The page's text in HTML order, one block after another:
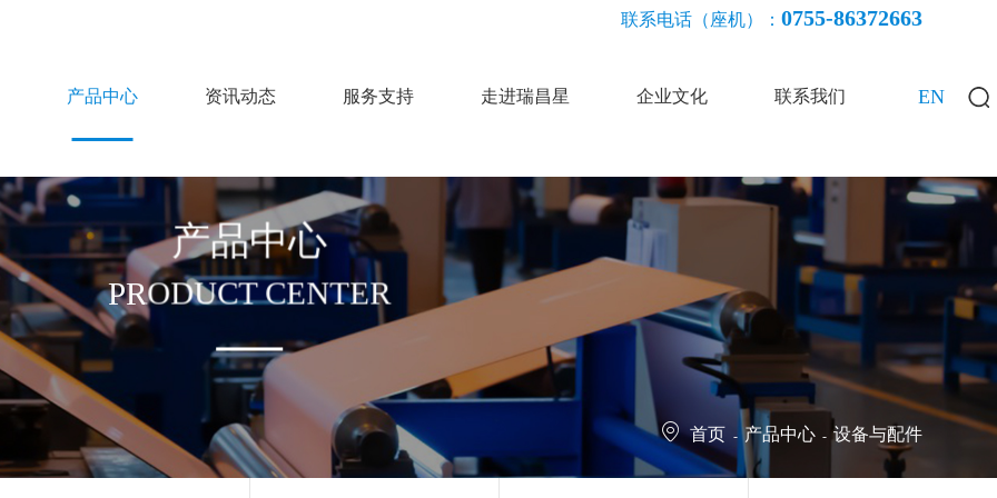
联系电话（座机）： 0755-86372663
产品中心 资讯动态 服务支持 走进瑞昌星 企业文化 联系我们 EN
产品中心
PRODUCT CENTER
首页 - 产品中心 - 设备与配件